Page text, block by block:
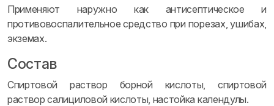
Применяют наружно как антисептическое и
противовоспалительное средство при порезах, ушибах,
экземах.
Состав
Спиртовой раствор борной кислоты, спиртовой
раствор салициловой кислоты, настойка календулы.